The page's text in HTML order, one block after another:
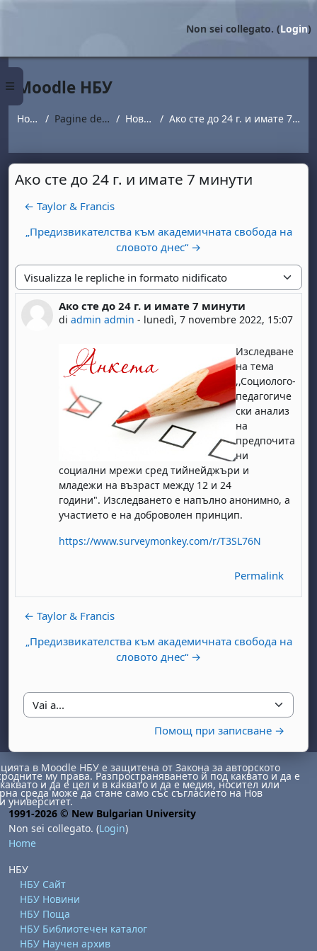
Pannello laterale
Non sei collegato. (Login)
Moodle НБУ
Home Pagine del sito Новини Ако сте до 24 г. и имате 7 минути
Ако сте до 24 г. и имате 7 минути
← Taylor & Francis
„Предизвикателства към академичната свобода на
словото днес“ →
Modalità visualizzazione
Ако сте до 24 г. и имате 7 минути
di admin admin - lunedì, 7 novembre 2022, 15:07
Numero di risposte: 0
Изследване
на тема
,,Социолого-
педагогиче
ски анализ
на
предпочита
ни
социални мрежи сред тийнейджъри и
младежи на възраст между 12 и 24
години". Изследването е напълно анонимно, а
участието е на доброволен принцип.
https://www.surveymonkey.com/r/T3SL76N
Permalink
← Taylor & Francis
„Предизвикателства към академичната свобода на
словото днес“ →
Vai a...
Помощ при записване →
1 agosto
domenica 2 agosto
7 agosto
8 agosto
domenica 9 agosto
14 agosto
15 agosto
domenica 16 agosto
21 agosto
22 agosto
domenica 23 agosto
28 agosto
29 agosto
domenica 30 agosto
в Moodle НБУ е защитена от Закона за авторското
му права. Разпространяването й под каквато и да е
и да е цел и в каквато и да е медия, носител или
среда може да стане само със съгласието на Нов
университет.
1991-2026 © New Bulgarian University
Non sei collegato. (Login)
Home
НБУ
НБУ Сайт
НБУ Новини
НБУ Поща
НБУ Библиотечен каталог
НБУ Научен архив